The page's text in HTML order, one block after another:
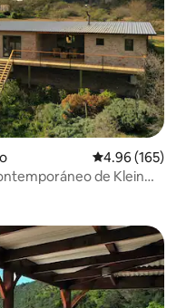
Calificación
4.96 (165)
de Klein